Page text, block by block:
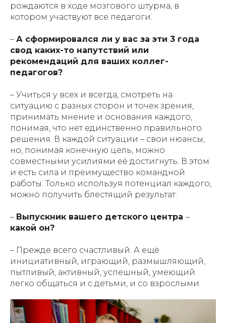
рождаются в ходе мозгового штурма, в
котором участвуют все педагоги.
– А сформировался ли у вас за эти 3 года
свод каких-то напутствий или
рекомендаций для ваших коллег-
педагогов?
– Учиться у всех и всегда, смотреть на
ситуацию с разных сторон и точек зрения,
принимать мнение и основания каждого,
понимая, что нет единственно правильного
решения. В каждой ситуации – свои нюансы,
но, понимая конечную цель, можно
совместными усилиями её достигнуть. В этом
и есть сила и преимущество командной
работы. Только используя потенциал каждого,
можно получить блестящий результат.
– Выпускник вашего детского центра –
какой он?
– Прежде всего счастливый. А ещё
инициативный, играющий, размышляющий,
пытливый, активный, успешный, умеющий
легко общаться и с детьми, и со взрослыми.